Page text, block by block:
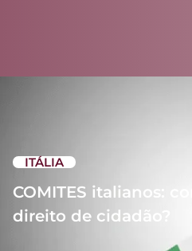
ITÁLIA
COMITES italianos:
direito de cidadão?